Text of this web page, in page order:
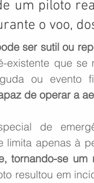
um piloto
o voo,
ser sutil ou
existente que
de operar a
de
limita apenas à
tornando-se
resultou em